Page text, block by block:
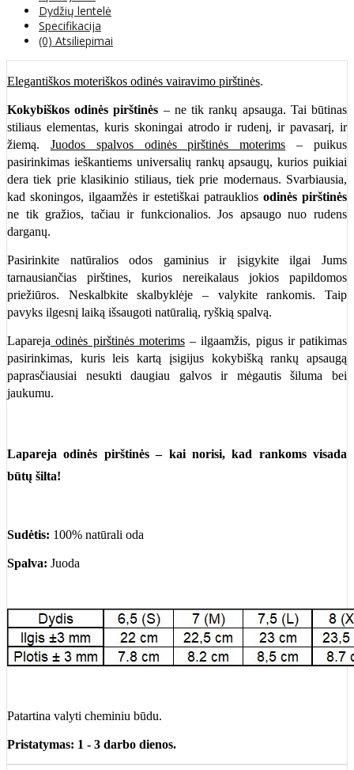
Dydžių lentelė
Specifikacija
(0) Atsiliepimai
Elegantiškos moteriškos odinės vairavimo pirštinės.
Kokybiškos odinės pirštinės – ne tik rankų apsauga. Tai būtinas
stiliaus elementas, kuris skoningai atrodo ir rudenį, ir pavasarį, ir
žiemą. Juodos spalvos odinės pirštinės moterims – puikus
pasirinkimas ieškantiems universalių rankų apsaugų, kurios puikiai
dera tiek prie klasikinio stiliaus, tiek prie modernaus. Svarbiausia,
kad skoningos, ilgaamžės ir estetiškai patrauklios odinės pirštinės
ne tik gražios, tačiau ir funkcionalios. Jos apsaugo nuo rudens
darganų.
Pasirinkite natūralios odos gaminius ir įsigykite ilgai Jums
tarnausiančias pirštines, kurios nereikalaus jokios papildomos
priežiūros. Neskalbkite skalbyklėje – valykite rankomis. Taip
pavyks ilgesnį laiką išsaugoti natūralią, ryškią spalvą.
Lapareja odinės pirštinės moterims– ilgaamžis, pigus ir patikimas
pasirinkimas, kuris leis kartą įsigijus kokybišką rankų apsaugą
paprasčiausiai nesukti daugiau galvos ir mėgautis šiluma bei
jaukumu.
Lapareja odinės pirštinės– kai norisi, kad rankoms visada
būtų šilta!
Sudėtis: 100% natūrali oda
Spalva: Juoda
Patartina valyti cheminiu būdu.
Pristatymas: 1 - 3 darbo dienos.